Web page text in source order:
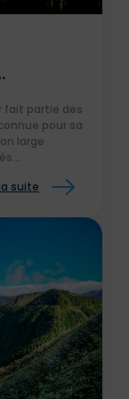
fait partie des
pour sa
large
il est
suite